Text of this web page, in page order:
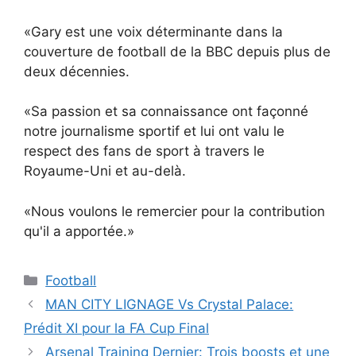
«Gary est une voix déterminante dans la
couverture de football de la BBC depuis plus de
deux décennies.
«Sa passion et sa connaissance ont façonné
notre journalisme sportif et lui ont valu le
respect des fans de sport à travers le
Royaume-Uni et au-delà.
«Nous voulons le remercier pour la contribution
qu'il a apportée.»
Catégories
Football
MAN CITY LIGNAGE Vs Crystal Palace:
Prédit XI pour la FA Cup Final
Arsenal Training Dernier: Trois boosts et une